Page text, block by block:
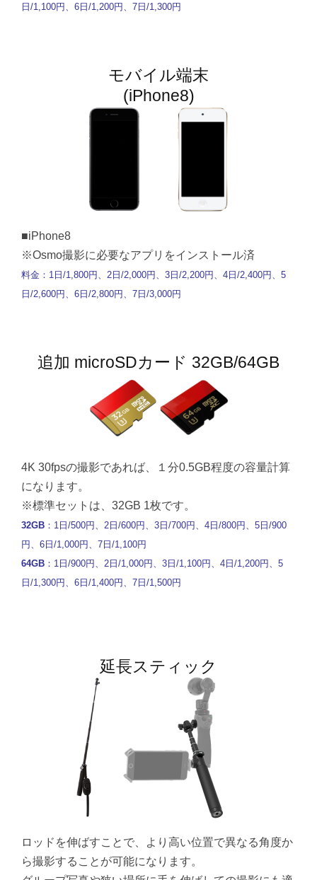
日/1,100円、6日/1,200円、7日/1,300円
モバイル端末
(iPhone8)
■iPhone8
※Osmo撮影に必要なアプリをインストール済
料金：1日/1,800円、2日/2,000円、3日/2,200円、4日/2,400円、5
日/2,600円、6日/2,800円、7日/3,000円
追加 microSDカード 32GB/64GB
4K 30fpsの撮影であれば、１分0.5GB程度の容量計算
になります。
※標準セットは、32GB 1枚です。
32GB ：1日/500円、2日/600円、3日/700円、4日/800円、5日/900
円、6日/1,000円、7日/1,100円
64GB ：1日/900円、2日/1,000円、3日/1,100円、4日/1,200円、5
日/1,300円、6日/1,400円、7日/1,500円
延長スティック
ロッドを伸ばすことで、より高い位置で異なる角度か
ら撮影することが可能になります。